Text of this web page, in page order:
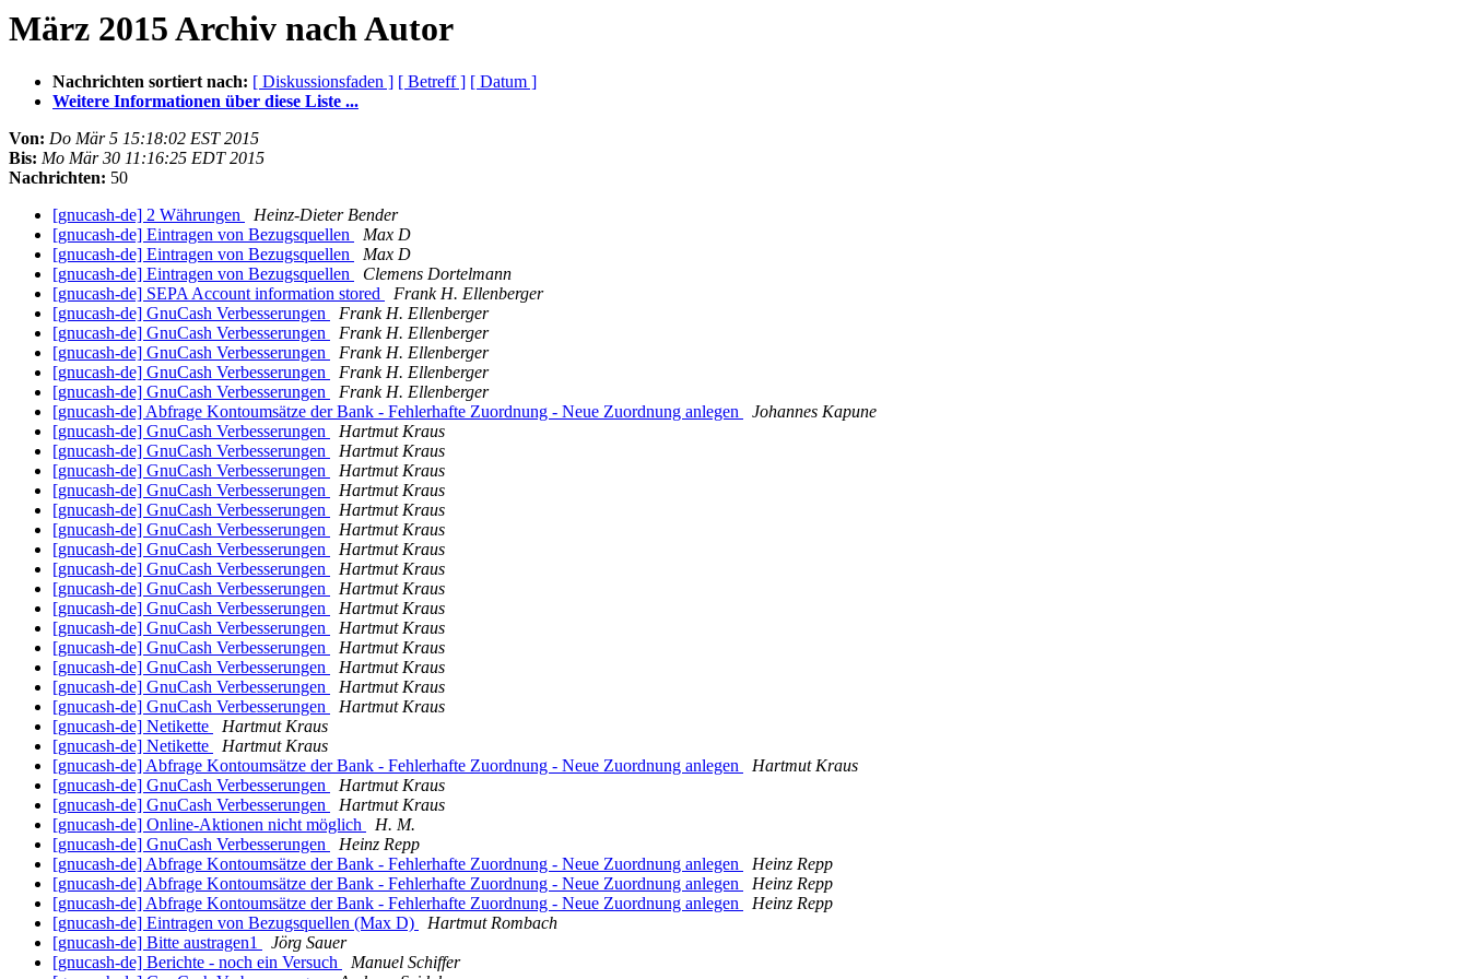
März 2015 Archiv nach Autor
Nachrichten sortiert nach: [ Diskussionsfaden ] [ Betreff ] [ Datum ]
Weitere Informationen über diese Liste ...
Von: Do Mär 5 15:18:02 EST 2015
Bis: Mo Mär 30 11:16:25 EDT 2015
Nachrichten: 50
[gnucash-de] 2 Währungen
Heinz-Dieter Bender
[gnucash-de] Eintragen von Bezugsquellen
Max D
[gnucash-de] Eintragen von Bezugsquellen
Max D
[gnucash-de] Eintragen von Bezugsquellen
Clemens Dortelmann
[gnucash-de] SEPA Account information stored
Frank H. Ellenberger
[gnucash-de] GnuCash Verbesserungen
Frank H. Ellenberger
[gnucash-de] GnuCash Verbesserungen
Frank H. Ellenberger
[gnucash-de] GnuCash Verbesserungen
Frank H. Ellenberger
[gnucash-de] GnuCash Verbesserungen
Frank H. Ellenberger
[gnucash-de] GnuCash Verbesserungen
Frank H. Ellenberger
[gnucash-de] Abfrage Kontoumsätze der Bank - Fehlerhafte Zuordnung - Neue Zuordnung anlegen
Johannes Kapune
[gnucash-de] GnuCash Verbesserungen
Hartmut Kraus
[gnucash-de] GnuCash Verbesserungen
Hartmut Kraus
[gnucash-de] GnuCash Verbesserungen
Hartmut Kraus
[gnucash-de] GnuCash Verbesserungen
Hartmut Kraus
[gnucash-de] GnuCash Verbesserungen
Hartmut Kraus
[gnucash-de] GnuCash Verbesserungen
Hartmut Kraus
[gnucash-de] GnuCash Verbesserungen
Hartmut Kraus
[gnucash-de] GnuCash Verbesserungen
Hartmut Kraus
[gnucash-de] GnuCash Verbesserungen
Hartmut Kraus
[gnucash-de] GnuCash Verbesserungen
Hartmut Kraus
[gnucash-de] GnuCash Verbesserungen
Hartmut Kraus
[gnucash-de] GnuCash Verbesserungen
Hartmut Kraus
[gnucash-de] GnuCash Verbesserungen
Hartmut Kraus
[gnucash-de] GnuCash Verbesserungen
Hartmut Kraus
[gnucash-de] GnuCash Verbesserungen
Hartmut Kraus
[gnucash-de] Netikette
Hartmut Kraus
[gnucash-de] Netikette
Hartmut Kraus
[gnucash-de] Abfrage Kontoumsätze der Bank - Fehlerhafte Zuordnung - Neue Zuordnung anlegen
Hartmut Kraus
[gnucash-de] GnuCash Verbesserungen
Hartmut Kraus
[gnucash-de] GnuCash Verbesserungen
Hartmut Kraus
[gnucash-de] Online-Aktionen nicht möglich
H. M.
[gnucash-de] GnuCash Verbesserungen
Heinz Repp
[gnucash-de] Abfrage Kontoumsätze der Bank - Fehlerhafte Zuordnung - Neue Zuordnung anlegen
Heinz Repp
[gnucash-de] Abfrage Kontoumsätze der Bank - Fehlerhafte Zuordnung - Neue Zuordnung anlegen
Heinz Repp
[gnucash-de] Abfrage Kontoumsätze der Bank - Fehlerhafte Zuordnung - Neue Zuordnung anlegen
Heinz Repp
[gnucash-de] Eintragen von Bezugsquellen (Max D)
Hartmut Rombach
[gnucash-de] Bitte austragen1
Jörg Sauer
[gnucash-de] Berichte - noch ein Versuch
Manuel Schiffer